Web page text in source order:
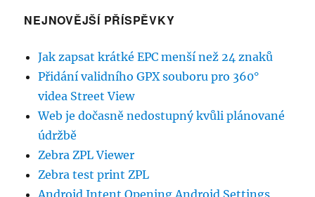
NEJNOVĚJŠÍ PŘÍSPĚVKY
Jak zapsat krátké EPC menší než 24 znaků
Přidání validního GPX souboru pro 360°
videa Street View
Web je dočasně nedostupný kvůli plánované
údržbě
Zebra ZPL Viewer
Zebra test print ZPL